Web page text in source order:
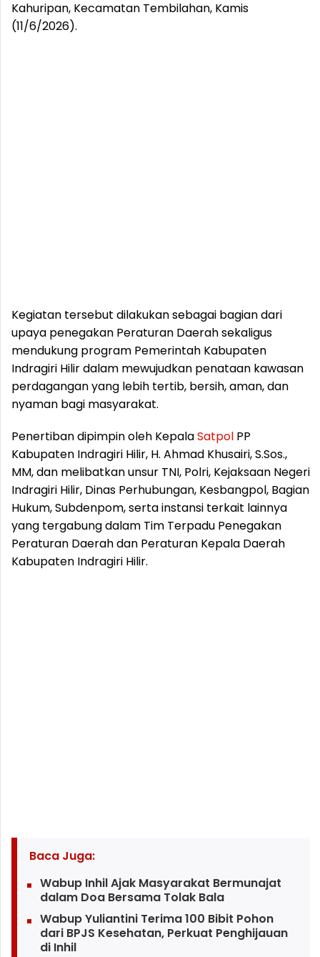
Kahuripan, Kecamatan Tembilahan, Kamis
(11/6/2026).
Kegiatan tersebut dilakukan sebagai bagian dari
upaya penegakan Peraturan Daerah sekaligus
mendukung program Pemerintah Kabupaten
Indragiri Hilir dalam mewujudkan penataan kawasan
perdagangan yang lebih tertib, bersih, aman, dan
nyaman bagi masyarakat.
Penertiban dipimpin oleh KepalaSatpol PP
Kabupaten Indragiri Hilir, H. Ahmad Khusairi, S.Sos.,
MM, dan melibatkan unsur TNI, Polri, Kejaksaan Negeri
Indragiri Hilir, Dinas Perhubungan, Kesbangpol, Bagian
Hukum, Subdenpom, serta instansi terkait lainnya
yang tergabung dalam Tim Terpadu Penegakan
Peraturan Daerah dan Peraturan Kepala Daerah
Kabupaten Indragiri Hilir.
Baca Juga:
Wabup Inhil Ajak Masyarakat Bermunajat
dalam Doa Bersama Tolak Bala
Wabup Yuliantini Terima 100 Bibit Pohon
dari BPJS Kesehatan, Perkuat Penghijauan
di Inhil